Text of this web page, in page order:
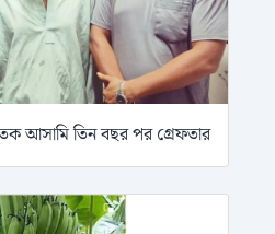
আসামি তিন বছর পর গ্রেফতার